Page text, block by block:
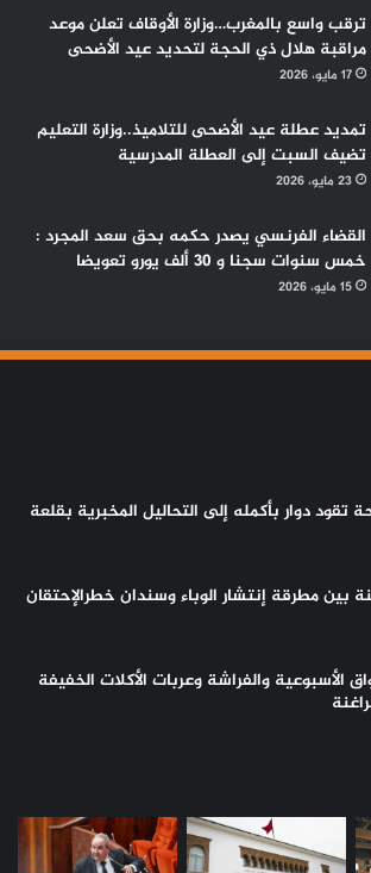
ترقب واسع بالمغرب…وزارة الأوقاف تعلن موعد
مراقبة هلال ذي الحجة لتحديد عيد الأضحى
17 مايو، 2026
تمديد عطلة عيد الأضحى للتلاميذ..وزارة التعليم
تضيف السبت إلى العطلة المدرسية
23 مايو، 2026
القضاء الفرنسي يصدر حكمه بحق سعد المجرد :
خمس سنوات سجنا و 30 ألف يورو تعويضا
15 مايو، 2026
تقود دوار بأكمله إلى التحاليل المخبرية بقلعة
بين مطرقة إنتشار الوباء وسندان خطرالإحتقان
الأسبوعية والفراشة وعربات الأكلات الخفيفة